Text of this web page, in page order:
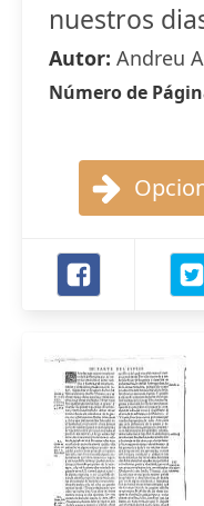
nuestros
Autor: Andreu
Número de